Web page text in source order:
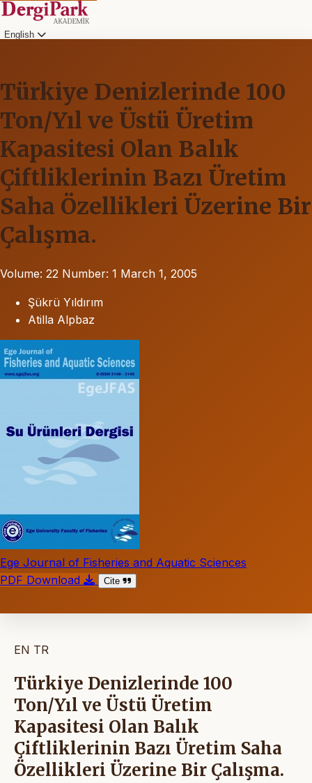
English
Türkiye Denizlerinde 100
Ton/Yıl ve Üstü Üretim
Kapasitesi Olan Balık
Çiftliklerinin Bazı Üretim
Saha Özellikleri Üzerine Bir
Çalışma.
Volume: 22 Number: 1 March 1, 2005
Şükrü Yıldırım
Atilla Alpbaz
Ege Journal of Fisheries and Aquatic Sciences
PDF Download
Cite
EN TR
Türkiye Denizlerinde 100
Ton/Yıl ve Üstü Üretim
Kapasitesi Olan Balık
Çiftliklerinin Bazı Üretim Saha
Özellikleri Üzerine Bir Çalışma.